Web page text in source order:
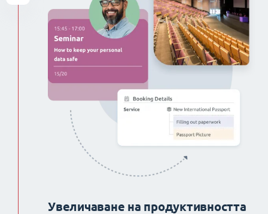
Увеличаване на продуктивността